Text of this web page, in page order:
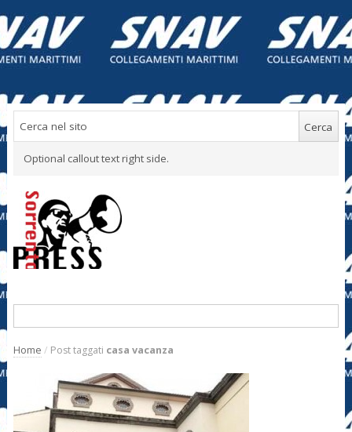
Optional callout text right side.
Home / Post taggati casa vacanza